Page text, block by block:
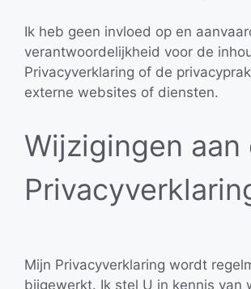
Ik heb geen invloed op en
verantwoordelijkheid voor de
Privacyverklaring of de
externe websites of diensten.
Wijzigingen aan
Mijn Privacyverklaring wordt
bijgewerkt. Ik stel U in kennis van